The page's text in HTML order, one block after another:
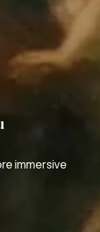
immersive